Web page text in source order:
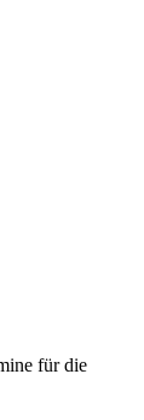
für die